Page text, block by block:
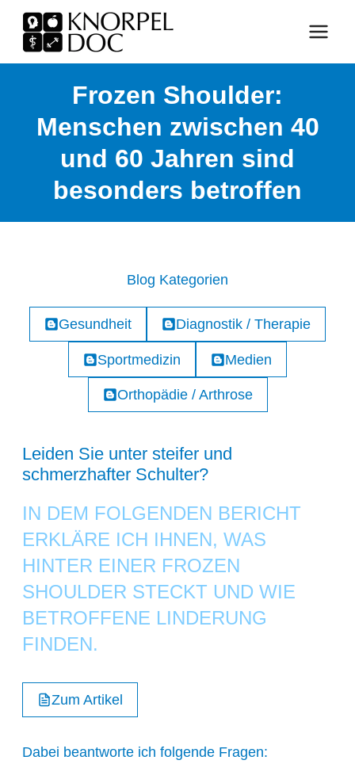
Inhalt
springen
Frozen Shoulder:
Menschen zwischen 40
und 60 Jahren sind
besonders betroffen
Blog Kategorien
Gesundheit Diagnostik / Therapie
Sportmedizin Medien
Orthopädie / Arthrose
Leiden Sie unter steifer und
schmerzhafter Schulter?
IN DEM FOLGENDEN BERICHT
ERKLÄRE ICH IHNEN, WAS
HINTER EINER FROZEN
SHOULDER STECKT UND WIE
BETROFFENE LINDERUNG
FINDEN.
Zum Artikel
Dabei beantworte ich folgende Fragen: